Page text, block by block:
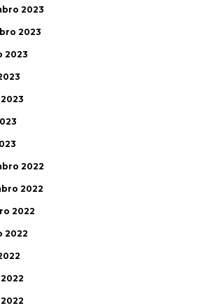
2023
2023
2023
2022
2022
2022
2022